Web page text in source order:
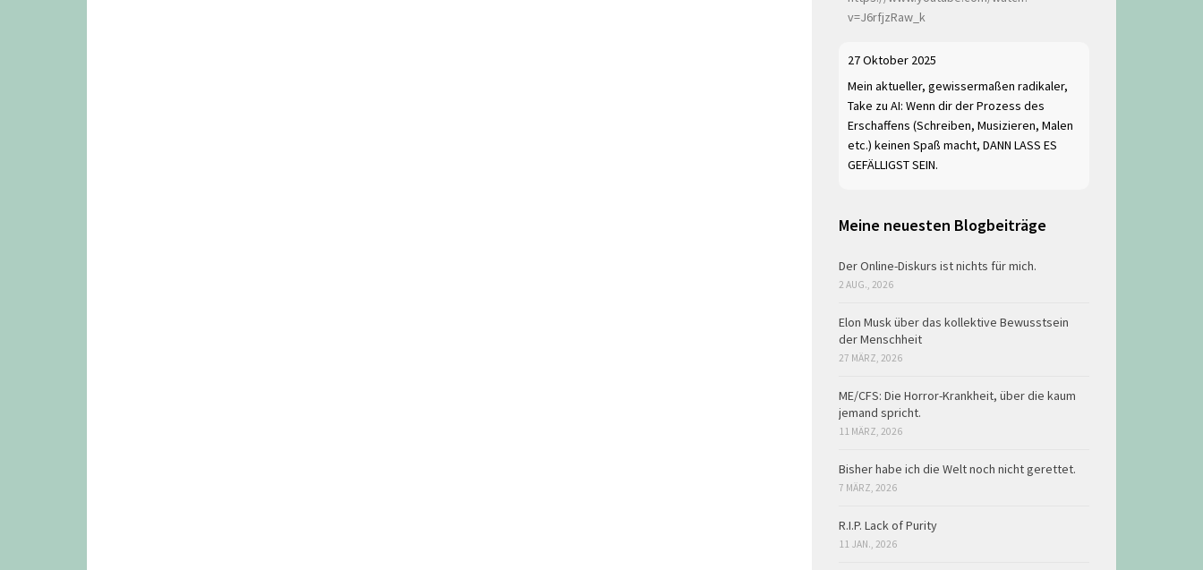
v=J6rfjzRaw_k
27 Oktober 2025
Mein aktueller, gewissermaßen radikaler,
Take zu AI: Wenn dir der Prozess des
Erschaffens (Schreiben, Musizieren, Malen
etc.) keinen Spaß macht, DANN LASS ES
GEFÄLLIGST SEIN.
Meine neuesten Blogbeiträge
Der Online-Diskurs ist nichts für mich.
2 AUG., 2026
Elon Musk über das kollektive Bewusstsein
der Menschheit
27 MÄRZ, 2026
ME/CFS: Die Horror-Krankheit, über die kaum
jemand spricht.
11 MÄRZ, 2026
Bisher habe ich die Welt noch nicht gerettet.
7 MÄRZ, 2026
R.I.P. Lack of Purity
11 JAN., 2026